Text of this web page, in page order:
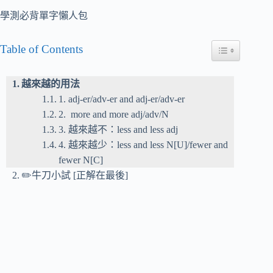
學測必背單字懶人包
Table of Contents Toggle Table of
越來越的用法
1. adj-er/adv-er and adj-er/adv-er
2. more and more adj/adv/N
3. 越來越不：less and less adj
4. 越來越少：less and less N[U]/fewer and
fewer N[C]
✏️牛刀小試 [正解在最後]